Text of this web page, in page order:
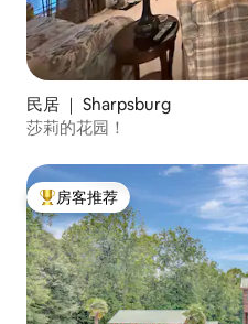
民居 ｜ Sharpsburg
莎莉的花园！
热门「房客推荐」
房客推荐